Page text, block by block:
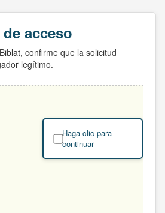
acceso
confirme que la solicitud
legítimo.
Haga clic para
continuar